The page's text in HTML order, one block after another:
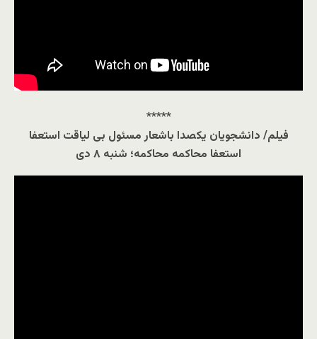
*****
فيلم/ دانشجویان یکصدا باشعار مسئول بی لیاقت استعفا
استعفا محاکمه محاکمه؛ شنبه ۸ دی